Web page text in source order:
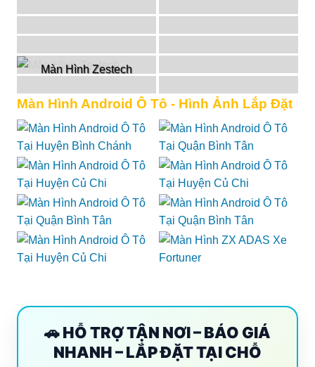
Màn Hình Zestech
Màn Hình Android Ô Tô - Hình Ảnh Lắp Đặt
🚗 HỖ TRỢ TẬN NƠI – BÁO GIÁ
NHANH – LẮP ĐẶT TẠI CHỖ